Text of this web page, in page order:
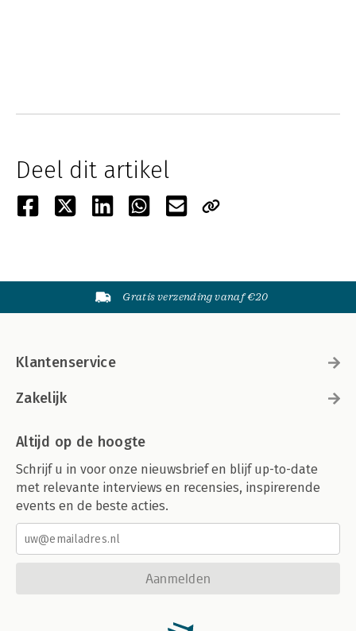
Deel dit artikel
Gratis verzending vanaf €20
Klantenservice
Zakelijk
Altijd op de hoogte
Schrijf u in voor onze nieuwsbrief en blijf up-to-date
met relevante interviews en recensies, inspirerende
events en de beste acties.
Aanmelden